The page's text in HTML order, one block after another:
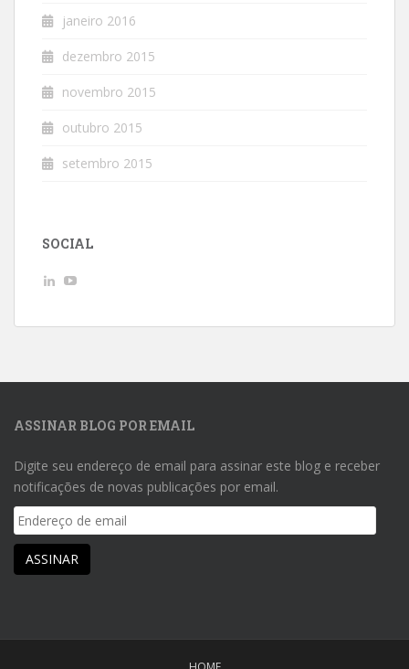
janeiro 2016
dezembro 2015
novembro 2015
outubro 2015
setembro 2015
SOCIAL
Ver
AndreLuizGoncalvesdeMacedo
UCwpSFhHjbxJeKkuvp0uJd7Q
ASSINAR BLOG POR EMAIL
Digite seu endereço de email para assinar este blog e receber
notificações de novas publicações por email.
Endereço
de
email
ASSINAR